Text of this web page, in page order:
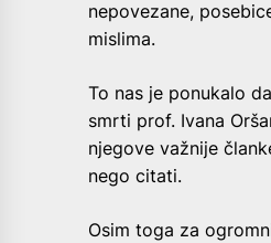
nepovezane,
mislima.
To nas je ponukalo
smrti prof. Ivana
njegove važnije
nego citati.
Osim toga za